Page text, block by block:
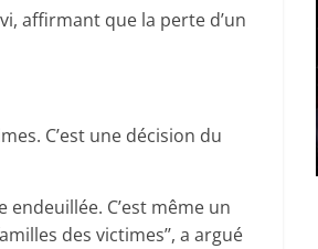
affirmant que la perte d’un
C’est une décision du
C’est même un
des victimes’’, a argué